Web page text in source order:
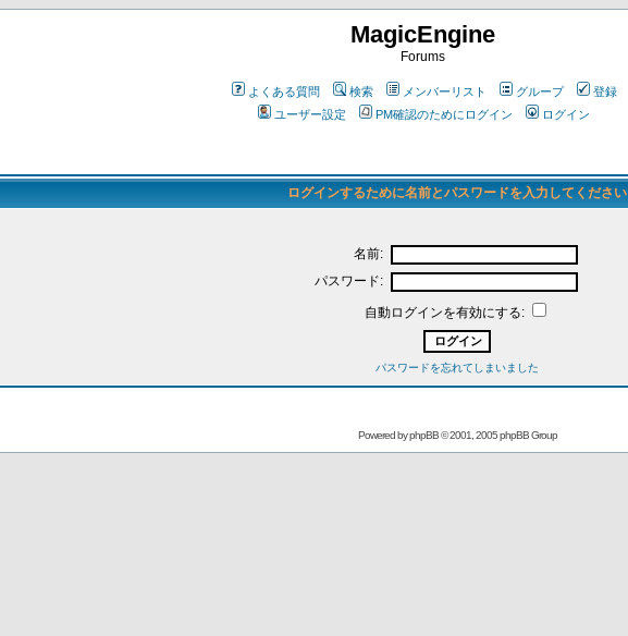
MagicEngine
Forums
よくある質問 検索 メンバーリスト グループ
登録
ユーザー設定
PM確認のためにログイン ログイン
ログインするために名前とパスワードを入力してください
名前:
パスワード:
自動ログインを有効にする:
パスワードを忘れてしまいました
Powered byphpBB© 2001, 2005 phpBB Group